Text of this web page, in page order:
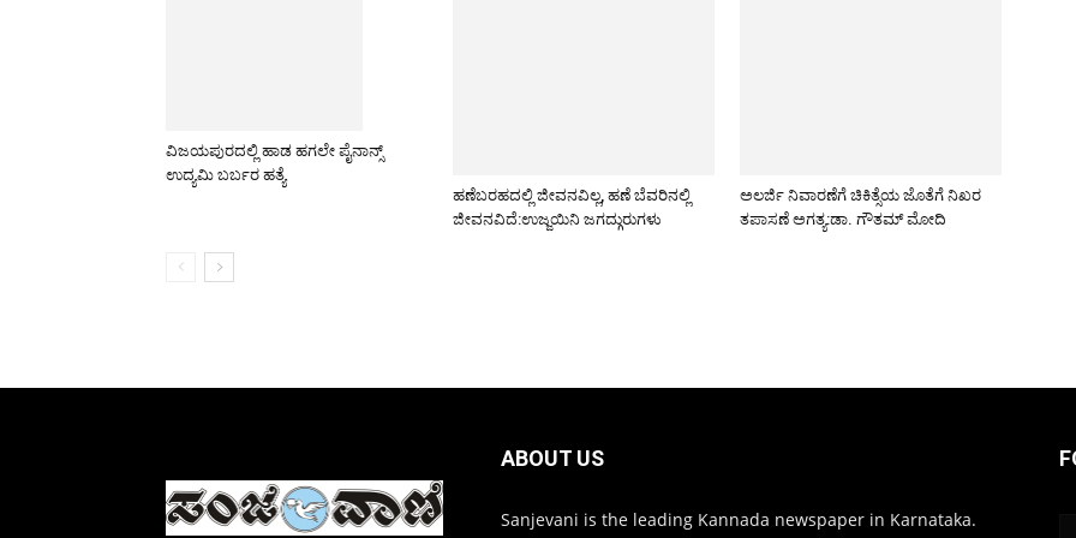
ವಿಜಯಪುರದಲ್ಲಿ ಹಾಡ ಹಗಲೇ ಪೈನಾನ್ಸ್
ಉದ್ಯಮಿ ಬರ್ಬರ ಹತ್ಯೆ
ಹಣೆಬರಹದಲ್ಲಿ ಜೀವನವಿಲ್ಲ, ಹಣೆ ಬೆವರಿನಲ್ಲಿ
ಜೀವನವಿದೆ:ಉಜ್ಜಯಿನಿ ಜಗದ್ಗುರುಗಳು
ಅಲರ್ಜಿ ನಿವಾರಣೆಗೆ ಚಿಕಿತ್ಸೆಯ ಜೊತೆಗೆ ನಿಖರ
ತಪಾಸಣೆ ಅಗತ್ಯ:ಡಾ. ಗೌತಮ್ ಮೋದಿ
ABOUT US
Sanjevani is the leading Kannada newspaper in Karnataka.